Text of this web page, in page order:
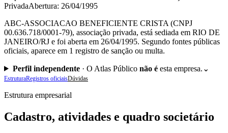
PrivadaAbertura: 26/04/1995
ABC-ASSOCIACAO BENEFICIENTE CRISTA (CNPJ
00.636.718/0001-79), associação privada, está sediada em RIO DE
JANEIRO/RJ e foi aberta em 26/04/1995. Segundo fontes públicas
oficiais, aparece em 1 registro de sanção ou multa.
Perfil independente· O Atlas Público não éesta empresa. ⌄
EstruturaRegistros oficiaisDúvidas
Estrutura empresarial
Cadastro, atividades e quadro societário